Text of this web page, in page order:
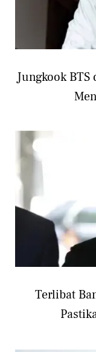
Jungkook
Terlibat